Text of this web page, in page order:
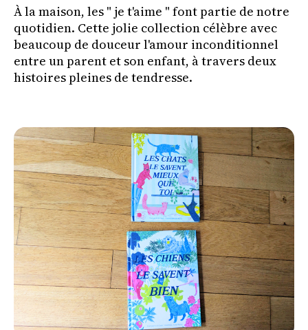
À la maison, les " je t'aime " font partie de notre
quotidien. Cette jolie collection célèbre avec
beaucoup de douceur l'amour inconditionnel
entre un parent et son enfant, à travers deux
histoires pleines de tendresse.